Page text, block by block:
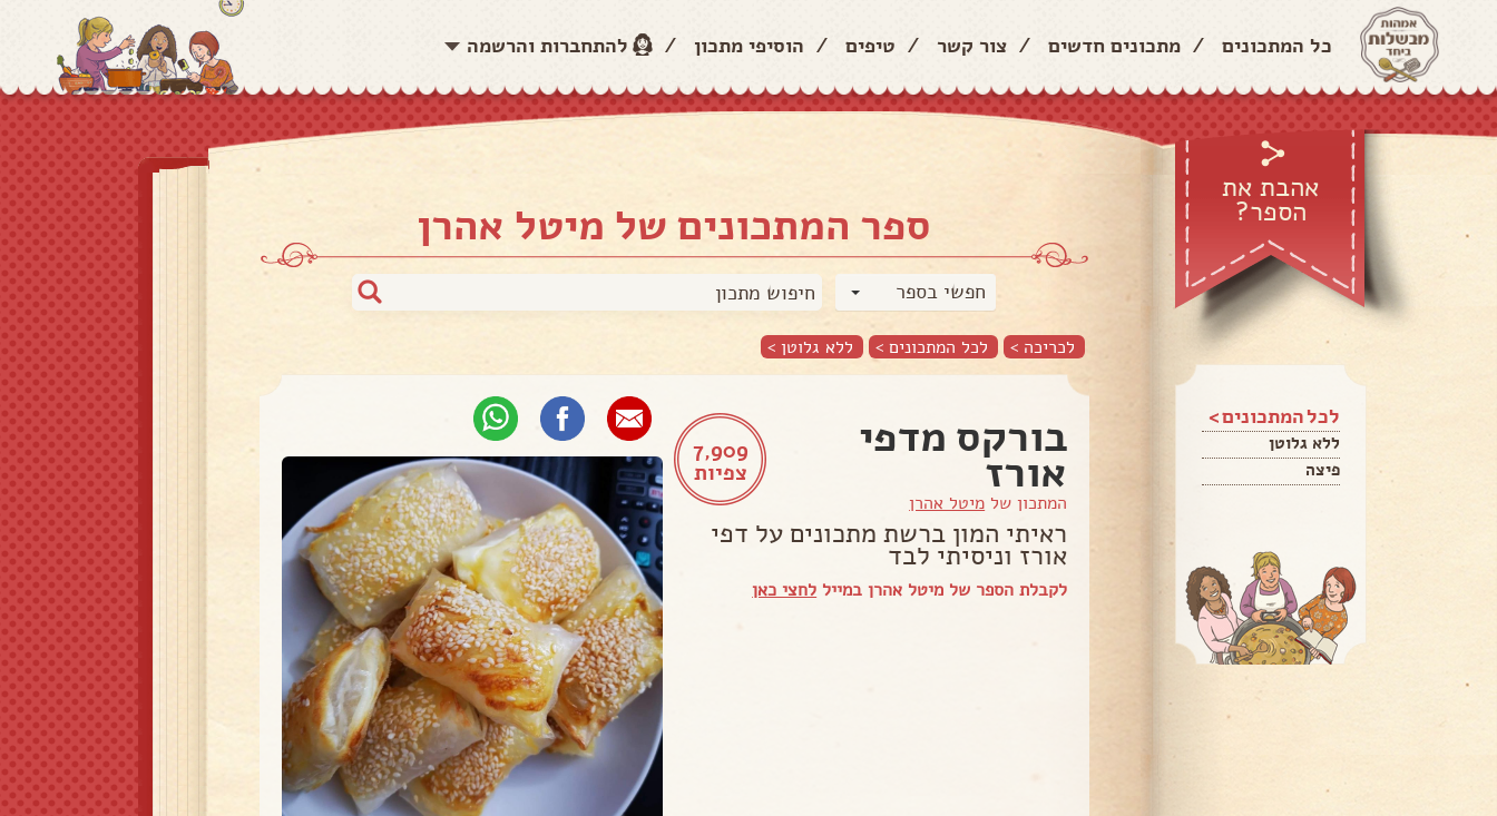
כל המתכונים / מתכונים חדשים / צור קשר / טיפים / הוסיפי מתכון / להתחברות והרשמה
אהבת את
הספר?
לכל המתכונים >
ללא גלוטן
פיצה
ספר המתכונים של מיטל אהרן
חפשי בספר
לכריכה > לכל המתכונים > ללא גלוטן >
7,909
צפיות
בורקס מדפי
אורז
המתכון של מיטל אהרן
ראיתי המון ברשת מתכונים על דפי
אורז וניסיתי לבד
לקבלת הספר של מיטל אהרן במייל לחצי כאן